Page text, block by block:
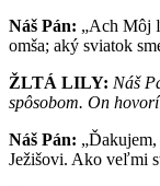
Náš Pán: „Ach Môj
omša; aký sviatok
ŽLTÁ LILY: Náš
spôsobom. On
Náš Pán:
Ježišovi. Ako veľmi